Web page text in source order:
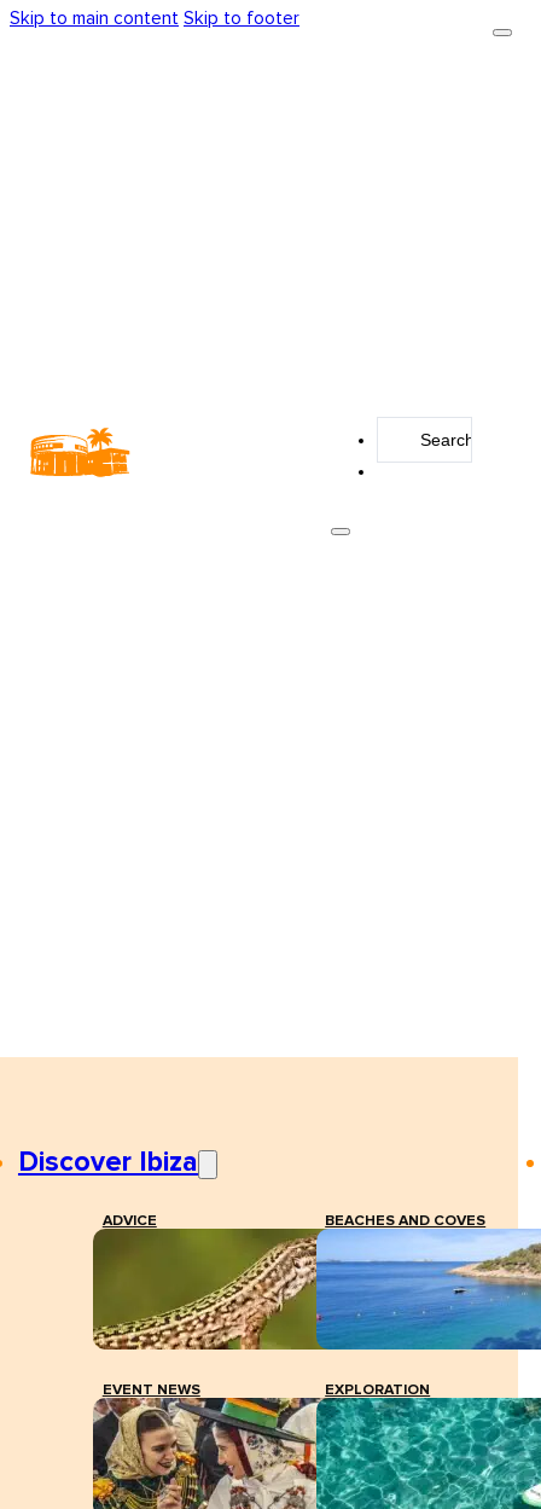
Skip to main content Skip to footer
Discover Ibiza
ADVICE BEACHES AND COVES
EVENT NEWS EXPLORATION